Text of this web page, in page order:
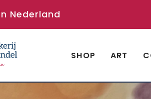
Nederland
SHOP ART